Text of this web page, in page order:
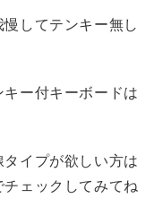
してテンキー無し
ー付キーボードは
イプが欲しい方は
ェックしてみてね